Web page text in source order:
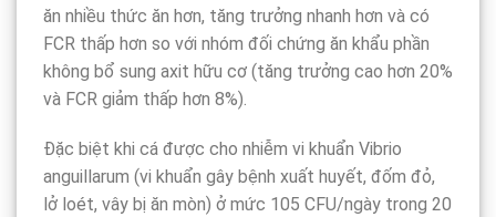
ăn nhiều thức ăn hơn, tăng trưởng nhanh hơn và có
FCR thấp hơn so với nhóm đối chứng ăn khẩu phần
không bổ sung axit hữu cơ (tăng trưởng cao hơn 20%
và FCR giảm thấp hơn 8%).
Đặc biệt khi cá được cho nhiễm vi khuẩn Vibrio
anguillarum (vi khuẩn gây bệnh xuất huyết, đốm đỏ,
lở loét, vây bị ăn mòn) ở mức 105 CFU/ngày trong 20